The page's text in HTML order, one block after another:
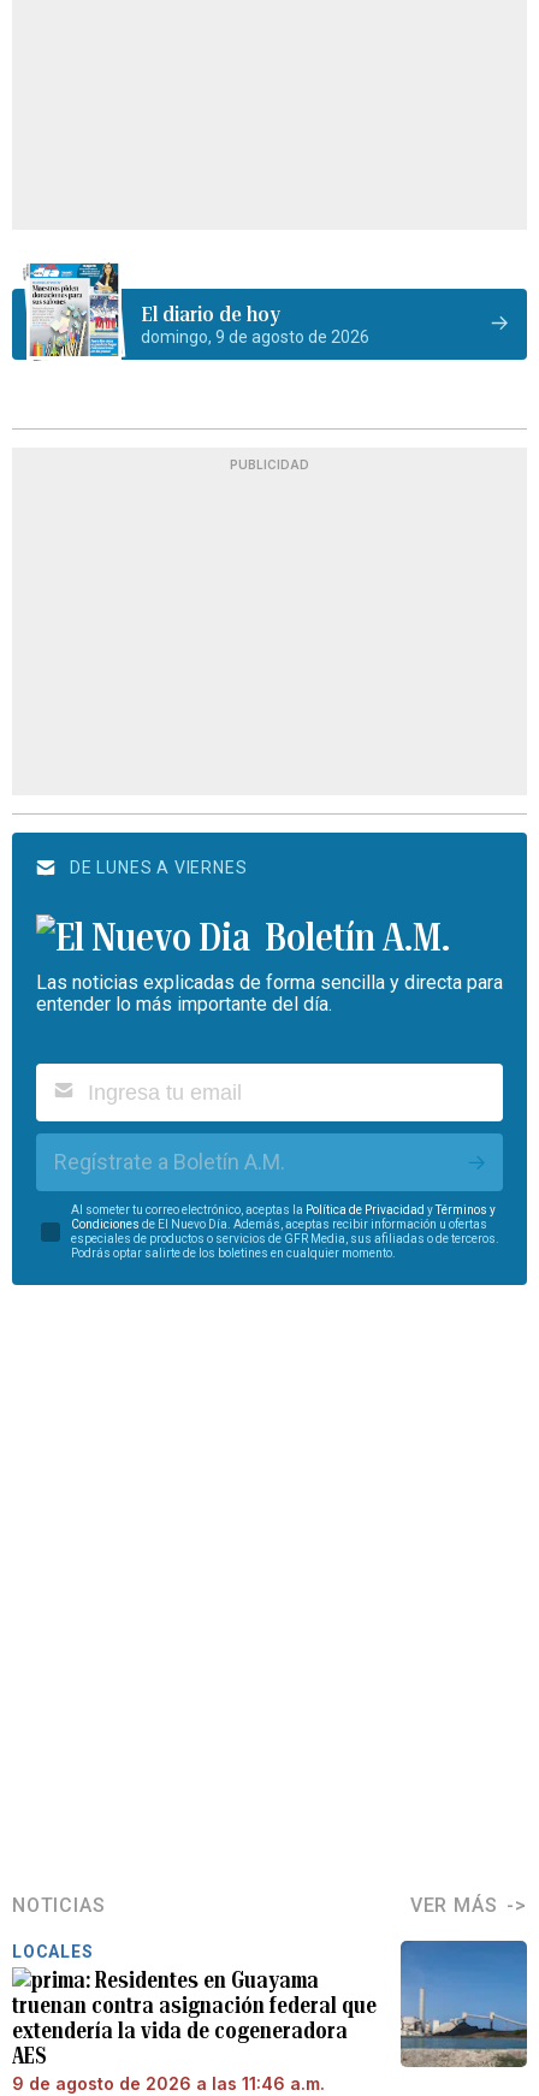
El diario de hoy
domingo, 9 de agosto de 2026
PUBLICIDAD
DE LUNES A VIERNES
Boletín A.M.
Las noticias explicadas de forma sencilla y directa para
entender lo más importante del día.
Regístrate a Boletín A.M.
Al someter tu correo electrónico, aceptas la Política de Privacidad yTérminos y
Condiciones de El Nuevo Día. Además, aceptas recibir información u ofertas
especiales de productos o servicios de GFR Media, sus afiliadas o de terceros.
Podrás optar salirte de los boletines en cualquier momento.
NOTICIAS VER MÁS
LOCALES
Residentes en Guayama
truenan contra asignación federal que
extendería la vida de cogeneradora
AES
9 de agosto de 2026 a las 11:46 a.m.